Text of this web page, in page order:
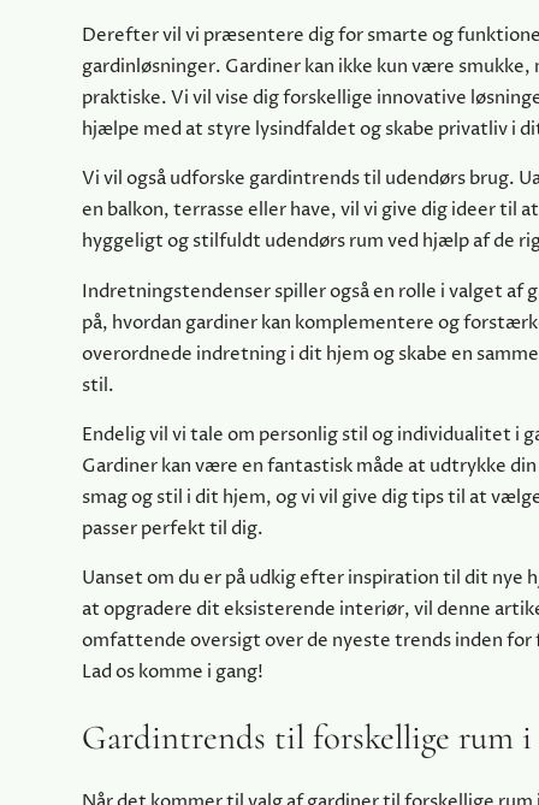
Derefter vil vi præsentere dig for smarte og
gardinløsninger. Gardiner kan ikke kun være smukke,
praktiske. Vi vil vise dig forskellige innovative
hjælpe med at styre lysindfaldet og skabe privatliv i
Vi vil også udforske gardintrends til udendørs brug.
en balkon, terrasse eller have, vil vi give dig ideer til
hyggeligt og stilfuldt udendørs rum ved hjælp af de
Indretningstendenser spiller også en rolle i valget af
på, hvordan gardiner kan komplementere og
overordnede indretning i dit hjem og skabe en
stil.
Endelig vil vi tale om personlig stil og individualitet i
Gardiner kan være en fantastisk måde at udtrykke
smag og stil i dit hjem, og vi vil give dig tips til at
passer perfekt til dig.
Uanset om du er på udkig efter inspiration til dit nye
at opgradere dit eksisterende interiør, vil denne
omfattende oversigt over de nyeste trends inden
Lad os komme i gang!
Gardintrends til forskellige rum